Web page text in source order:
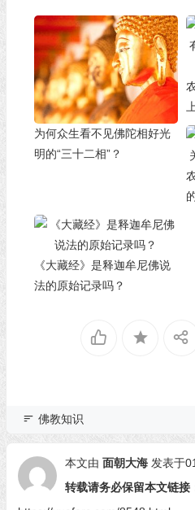
为何众生看不见佛陀相好光
明的“三十二相”？
《大藏经》是释迦牟尼佛说
法的原始记录吗？
佛教知识
本文由 面朝大海 发表于
转载请务必保留本文链接